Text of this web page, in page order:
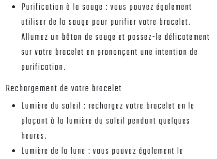
Purification à la sauge : vous pouvez également
utiliser de la sauge pour purifier votre bracelet.
Allumez un bâton de sauge et passez-le délicatement
sur votre bracelet en prononçant une intention de
purification.
Rechargement de votre bracelet
Lumière du soleil : rechargez votre bracelet en le
plaçant à la lumière du soleil pendant quelques
heures.
Lumière de la lune : vous pouvez également le